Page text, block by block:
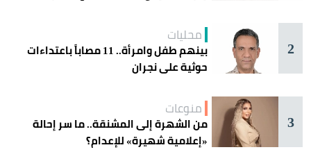
2
محليات
بينهم طفل وامرأة.. 11 مصاباً باعتداءات
حوثية على نجران
3
منوعات
من الشهرة إلى المشنقة.. ما سر إحالة
«إعلامية شهيرة» للإعدام؟